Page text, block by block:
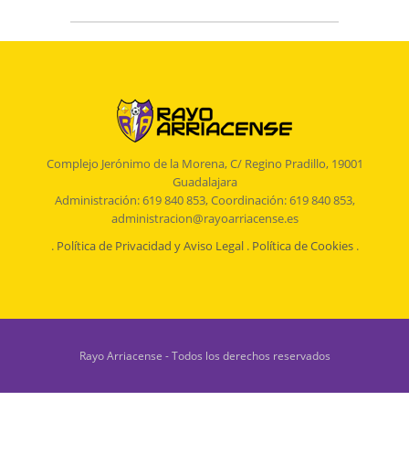
Complejo Jerónimo de la Morena, C/ Regino Pradillo, 19001
Guadalajara
Administración: 619 840 853, Coordinación: 619 840 853,
administracion@rayoarriacense.es
. Política de Privacidad y Aviso Legal. Política de Cookies.
Rayo Arriacense - Todos los derechos reservados